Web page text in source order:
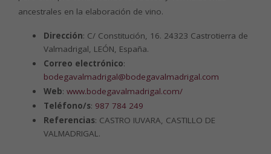
ancestrales en la elaboración de vino.
Dirección: C/ Constitución, 16. 24323 Castrotierra de
Valmadrigal, LEÓN, España.
Correo electrónico:
bodegavalmadrigal@bodegavalmadrigal.com
Web: www.bodegavalmadrigal.com/
Teléfono/s: 987 784 249
Referencias: CASTRO IUVARA, CASTILLO DE
VALMADRIGAL.